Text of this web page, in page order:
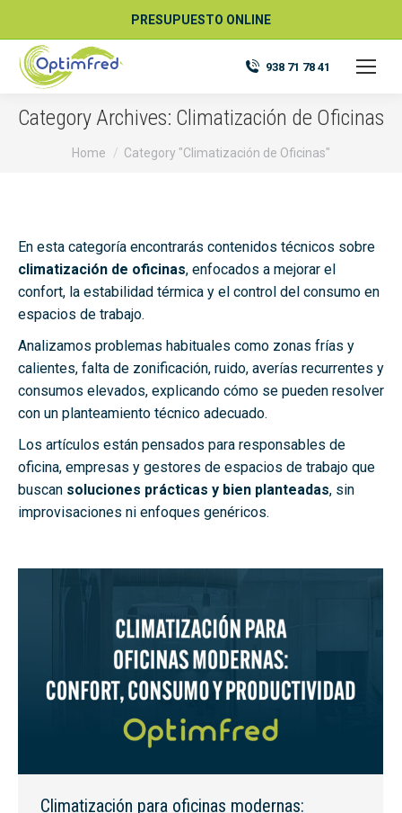
PRESUPUESTO ONLINE
938 71 78 41
Category Archives: Climatización de Oficinas
You are here:
Home Category "Climatización de Oficinas"
En esta categoría encontrarás contenidos técnicos sobre
climatización de oficinas, enfocados a mejorar el
confort, la estabilidad térmica y el control del consumo en
espacios de trabajo.
Analizamos problemas habituales como zonas frías y
calientes, falta de zonificación, ruido, averías recurrentes y
consumos elevados, explicando cómo se pueden resolver
con un planteamiento técnico adecuado.
Los artículos están pensados para responsables de
oficina, empresas y gestores de espacios de trabajo que
buscan soluciones prácticas y bien planteadas, sin
improvisaciones ni enfoques genéricos.
Climatización para oficinas modernas: